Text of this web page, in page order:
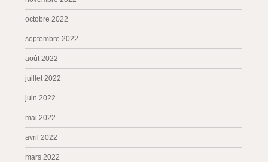
octobre 2022
septembre 2022
août 2022
juillet 2022
juin 2022
mai 2022
avril 2022
mars 2022